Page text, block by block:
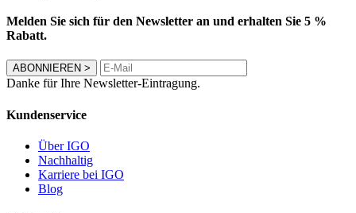
Melden Sie sich für den Newsletter an und erhalten Sie 5 %
Rabatt.
ABONNIEREN >
Danke für Ihre Newsletter-Eintragung.
Kundenservice
Über IGO
Nachhaltig
Karriere bei IGO
Blog